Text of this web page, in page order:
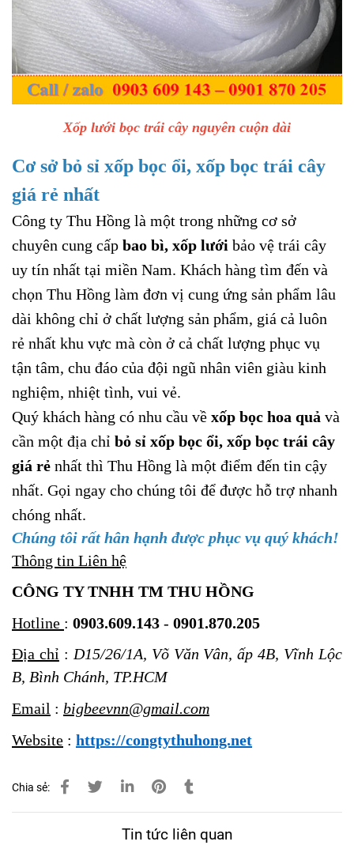
Xốp lưới bọc trái cây nguyên cuộn dài
Cơ sở bỏ sỉ xốp bọc ổi, xốp bọc trái cây
giá rẻ nhất
Công ty Thu Hồng là một trong những cơ sở
chuyên cung cấp bao bì, xốp lưới bảo vệ trái cây
uy tín nhất tại miền Nam. Khách hàng tìm đến và
chọn Thu Hồng làm đơn vị cung ứng sản phẩm lâu
dài không chỉ ở chất lượng sản phẩm, giá cả luôn
rẻ nhất khu vực mà còn ở cả chất lượng phục vụ
tận tâm, chu đáo của đội ngũ nhân viên giàu kinh
nghiệm, nhiệt tình, vui vẻ.
Quý khách hàng có nhu cầu về xốp bọc hoa quả và
cần một địa chỉ bỏ sỉ xốp bọc ổi, xốp bọc trái cây
giá rẻ nhất thì Thu Hồng là một điểm đến tin cậy
nhất. Gọi ngay cho chúng tôi để được hỗ trợ nhanh
chóng nhất.
Chúng tôi rất hân hạnh được phục vụ quý khách!
Thông tin Liên hệ
CÔNG TY TNHH TM THU HỒNG
Hotline : 0903.609.143 - 0901.870.205
Địa chỉ :D15/26/1A, Võ Văn Vân, ấp 4B, Vĩnh Lộc
B, Bình Chánh, TP.HCM
Email : bigbeevnn@gmail.com
Website : https://congtythuhong.net
Chia sẻ:
Tin tức liên quan